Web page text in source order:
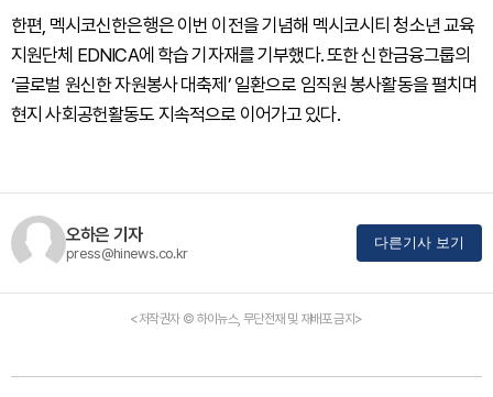
한편, 멕시코신한은행은 이번 이전을 기념해 멕시코시티 청소년 교육
지원단체 EDNICA에 학습 기자재를 기부했다. 또한 신한금융그룹의
‘글로벌 원신한 자원봉사 대축제’ 일환으로 임직원 봉사활동을 펼치며
현지 사회공헌활동도 지속적으로 이어가고 있다.
오하은 기자
press@hinews.co.kr
다른기사 보기
<저작권자 © 하이뉴스, 무단전재 및 재배포 금지>